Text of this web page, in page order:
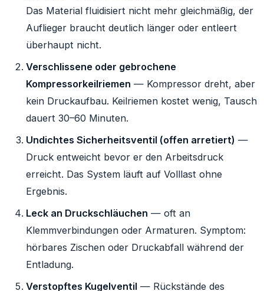
Das Material fluidisiert nicht mehr gleichmäßig, der
Auflieger braucht deutlich länger oder entleert
überhaupt nicht.
Verschlissene oder gebrochene
Kompressorkeilriemen — Kompressor dreht, aber
kein Druckaufbau. Keilriemen kostet wenig, Tausch
dauert 30–60 Minuten.
Undichtes Sicherheitsventil (offen arretiert) —
Druck entweicht bevor er den Arbeitsdruck
erreicht. Das System läuft auf Volllast ohne
Ergebnis.
Leck an Druckschläuchen — oft an
Klemmverbindungen oder Armaturen. Symptom:
hörbares Zischen oder Druckabfall während der
Entladung.
Verstopftes Kugelventil — Rückstände des